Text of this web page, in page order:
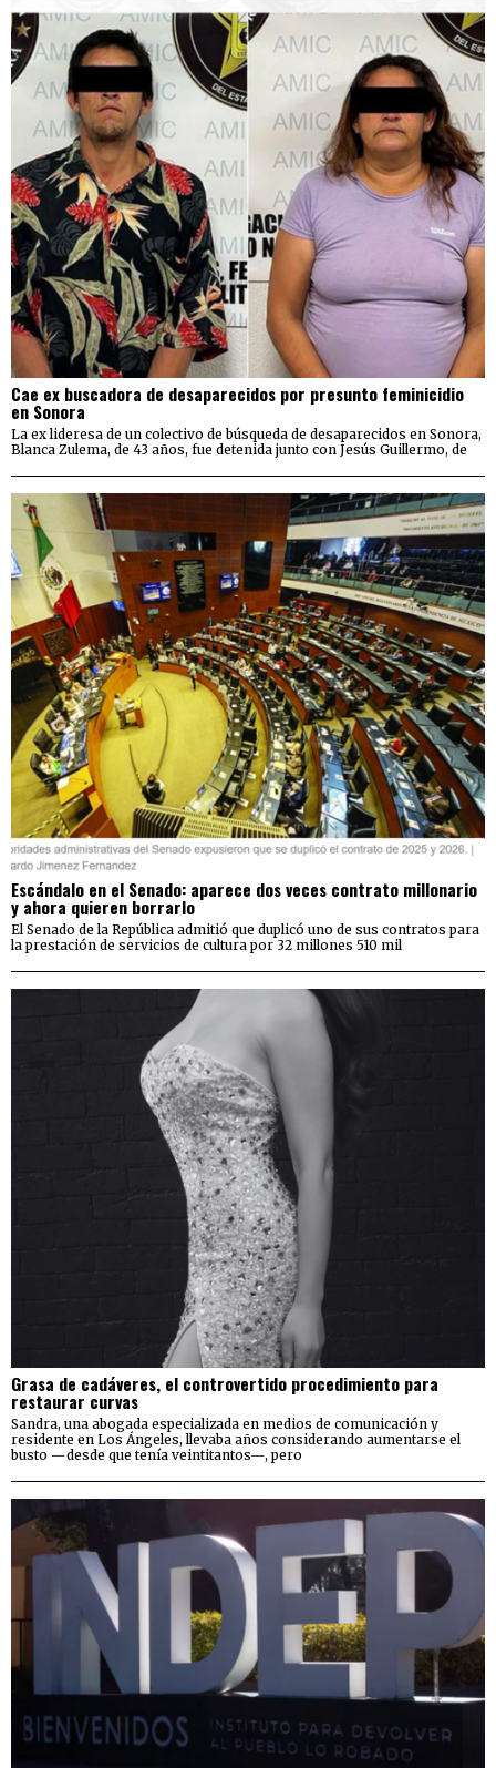
Cae ex buscadora de desaparecidos por presunto feminicidio
en Sonora
La ex lideresa de un colectivo de búsqueda de desaparecidos en Sonora,
Blanca Zulema, de 43 años, fue detenida junto con Jesús Guillermo, de
Escándalo en el Senado: aparece dos veces contrato millonario
y ahora quieren borrarlo
El Senado de la República admitió que duplicó uno de sus contratos para
la prestación de servicios de cultura por 32 millones 510 mil
Grasa de cadáveres, el controvertido procedimiento para
restaurar curvas
Sandra, una abogada especializada en medios de comunicación y
residente en Los Ángeles, llevaba años considerando aumentarse el
busto —desde que tenía veintitantos—, pero